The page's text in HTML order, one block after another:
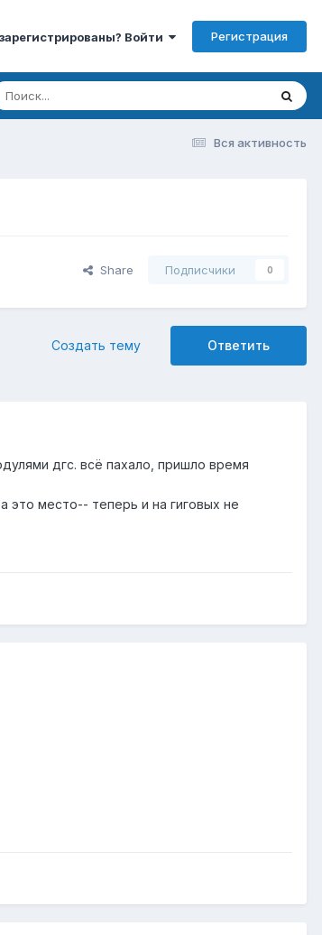
Войти Регистрация
Вся активность
Share Подписчики 0
Ответить
Создать тему
дгс. всё пахало, пришло время
это место-- теперь и на гиговых не